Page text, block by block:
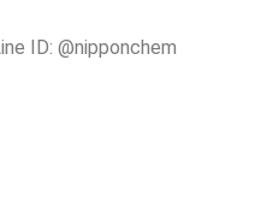
ID: @nipponchem